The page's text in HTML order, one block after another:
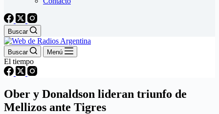
Buscar
Buscar Menú
El tiempo
Ober y Donaldson lideran triunfo de
Mellizos ante Tigres